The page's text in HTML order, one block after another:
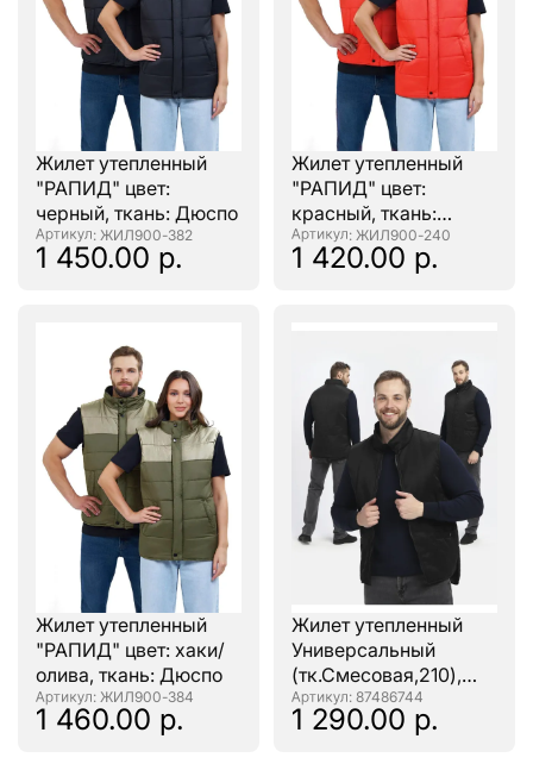
Жилет утепленный
"РАПИД" цвет:
черный, ткань: Дюспо
: ЖИЛ900-382
1 450.00 р.
Жилет утепленный
"РАПИД" цвет:
красный, ткань:
Дюспо: ЖИЛ900-240
1 420.00 р.
Жилет утепленный
"РАПИД" цвет: хаки/
олива, ткань: Дюспо
: ЖИЛ900-384
1 460.00 р.
Жилет утепленный
Универсальный
(тк.Смесовая,210),
черный: 87486744
1 290.00 р.